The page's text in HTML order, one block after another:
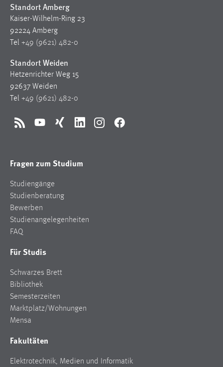
Standort Amberg
Kaiser-Wilhelm-Ring 23
92224 Amberg
Tel +49 (9621) 482-0
Standort Weiden
Hetzenrichter Weg 15
92637 Weiden
Tel +49 (9621) 482-0
RSS YouTubeXing LinkedInInstagramFacebook
Fragen zum Studium
Studiengänge
Studienberatung
Bewerben
Studienangelegenheiten
FAQ
Für Studis
Schwarzes Brett
Bibliothek
Semesterzeiten
Marktplatz/Wohnungen
Mensa
Fakultäten
Elektrotechnik, Medien und Informatik
Zweck:
Wird benötigt um die Chatfunktion nutzen zu können.
Cookie Laufzeit:
5e9dbeb1811c0446 = Sitzungslaufzeit, mibew_locale = 3
Jahre, MIBEW_UserID = 1 Jahr
Login
Name:
Dieser Cookie ist notwendig um sich an der Website
Cookie Laufzeit:
Diese Informationen helfen uns zu verstehen, wie
unsere Besucher unsere Website nutzen.
Matomo
_pk_ref, _pk_cvar, _pk_id, _pk_ses
Zweck: